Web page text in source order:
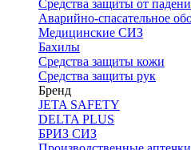
Средства защиты от
Аварийно-спасательное
Медицинские СИЗ
Бахилы
Средства защиты кожи
Средства защиты рук
Бренд
JETA SAFETY
DELTA PLUS
БРИЗ СИЗ